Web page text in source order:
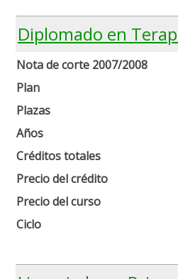
Diplomado en
Nota de corte 2007/2008
Plan
Plazas
Años
Créditos totales
Precio del crédito
Precio del curso
Ciclo